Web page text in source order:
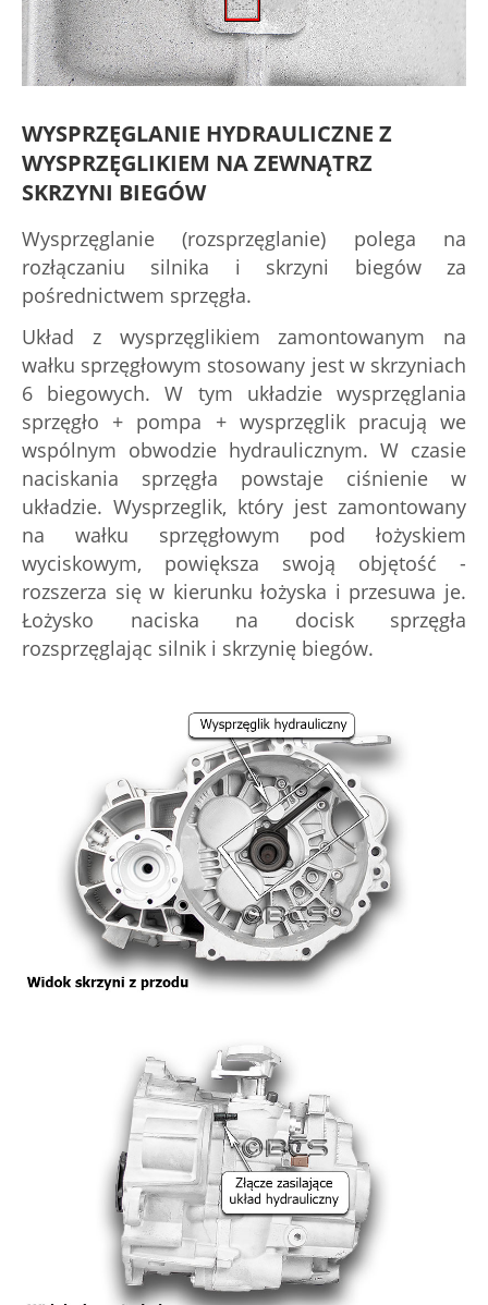
WYSPRZĘGLANIE HYDRAULICZNE Z
WYSPRZĘGLIKIEM NA ZEWNĄTRZ
SKRZYNI BIEGÓW
Wysprzęglanie (rozsprzęglanie) polega na
rozłączaniu silnika i skrzyni biegów za
pośrednictwem sprzęgła.
Układ z wysprzęglikiem zamontowanym na
wałku sprzęgłowym stosowany jest w skrzyniach
6 biegowych. W tym układzie wysprzęglania
sprzęgło + pompa + wysprzęglik pracują we
wspólnym obwodzie hydraulicznym. W czasie
naciskania sprzęgła powstaje ciśnienie w
układzie. Wysprzeglik, który jest zamontowany
na wałku sprzęgłowym pod łożyskiem
wyciskowym, powiększa swoją objętość -
rozszerza się w kierunku łożyska i przesuwa je.
Łożysko naciska na docisk sprzęgła
rozsprzęglając silnik i skrzynię biegów.